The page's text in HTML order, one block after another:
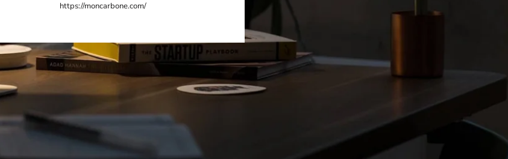
https://moncarbone.com/